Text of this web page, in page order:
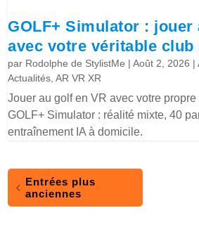
GOLF+ Simulator :
avec votre véritable club
par Rodolphe de StylistMe |Août 2, 2026 |
Actualités ,AR VR XR
Jouer au golf en VR avec votre
GOLF+ Simulator : réalité mixte, 40
entraînement IA à domicile.
Entrées plus
anciennes